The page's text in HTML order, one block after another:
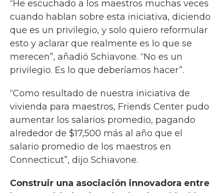
“He escuchado a los maestros muchas veces
cuando hablan sobre esta iniciativa, diciendo
que es un privilegio, y solo quiero reformular
esto y aclarar que realmente es lo que se
merecen”, añadió Schiavone. “No es un
privilegio. Es lo que deberíamos hacer”.
“Como resultado de nuestra iniciativa de
vivienda para maestros, Friends Center pudo
aumentar los salarios promedio, pagando
alrededor de $17,500 más al año que el
salario promedio de los maestros en
Connecticut”, dijo Schiavone.
Construir una asociación innovadora entre